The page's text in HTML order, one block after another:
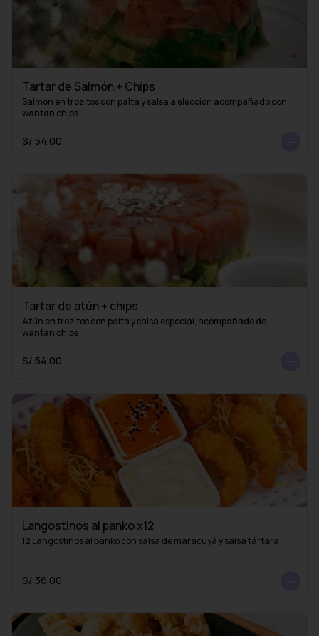
Tartar de Salmón + Chips
Salmón en trozitos con palta y salsa a elección acompañado con
wantan chips.
S/ 54.00
Tartar de atún + chips
Atún en trozitos con palta y salsa especial, acompañado de
wantan chips
S/ 54.00
Langostinos al panko x12
12 Langostinos al panko con salsa de maracuyá y salsa tártara
S/ 36.00